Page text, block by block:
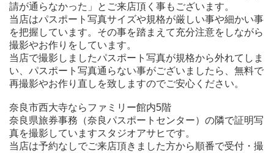
請が通らなかった」とご来店頂く事もございます。
当店はパスポート写真サイズや規格が厳しい事や細かい事
を把握しています。その事を踏まえて充分注意をしながら
撮影やお作りをしています。
当店で撮影しましたパスポート写真が規格から外れてしま
い、パスポート写真通らない事がございましたら、無料で
再撮影やお作り直しを致しますのでご安心ください。
奈良市西大寺ならファミリー館内5階
奈良県旅券事務（奈良パスポートセンター）の隣で証明写
真を撮影していますスタジオアサヒです。
当店は予約なしでご来店頂きました方から順番で受付・撮